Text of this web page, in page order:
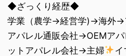
◆ざっくり経歴◆
学業（農学→経営学)→海外→
アパレル通販会社→OEMア
ットアパレル会社→主婦
イ